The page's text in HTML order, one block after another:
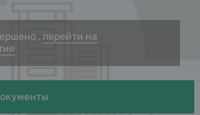
, перейти на